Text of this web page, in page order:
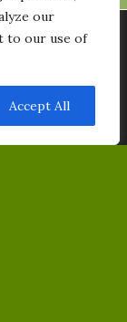
our
to our use of
Accept All
på vår
använder eller